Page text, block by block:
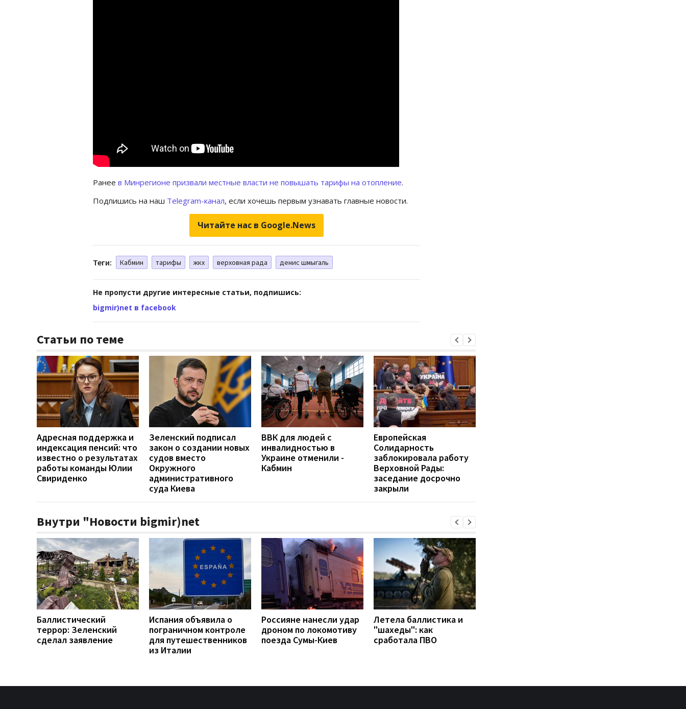
Ранее в Минрегионе призвали местные власти не повышать тарифы на отопление.
Подпишись на наш Telegram-канал, если хочешь первым узнавать главные новости.
Читайте нас в Google.News
Теги: Кабмин тарифы жкх верховная рада денис шмыгаль
Не пропусти другие интересные статьи, подпишись:
bigmir)net в facebook
Статьи по теме
Адресная поддержка и
индексация пенсий: что
известно о результатах
работы команды Юлии
Свириденко
Зеленский подписал
закон о создании новых
судов вместо
Окружного
административного
суда Киева
ВВК для людей с
инвалидностью в
Украине отменили -
Кабмин
Европейская
Солидарность
заблокировала работу
Верховной Рады:
заседание досрочно
закрыли
Внутри "Новости bigmir)net
Баллистический
террор: Зеленский
сделал заявление
Испания объявила о
пограничном контроле
для путешественников
из Италии
Россияне нанесли удар
дроном по локомотиву
поезда Сумы-Киев
Летела баллистика и
"шахеды": как
сработала ПВО